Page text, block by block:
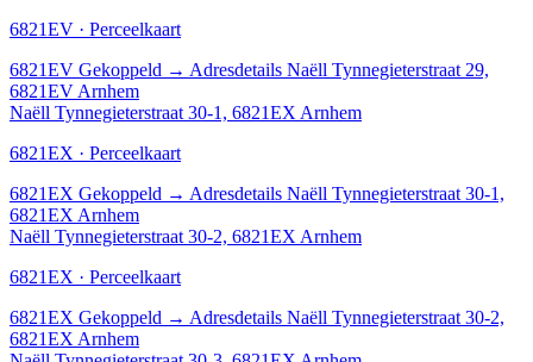
6821EV · Perceelkaart
6821EV Gekoppeld → Adresdetails Naëll Tynnegieterstraat 29,
6821EV Arnhem
Naëll Tynnegieterstraat 30-1, 6821EX Arnhem
6821EX · Perceelkaart
6821EX Gekoppeld → Adresdetails Naëll Tynnegieterstraat 30-1,
6821EX Arnhem
Naëll Tynnegieterstraat 30-2, 6821EX Arnhem
6821EX · Perceelkaart
6821EX Gekoppeld → Adresdetails Naëll Tynnegieterstraat 30-2,
6821EX Arnhem